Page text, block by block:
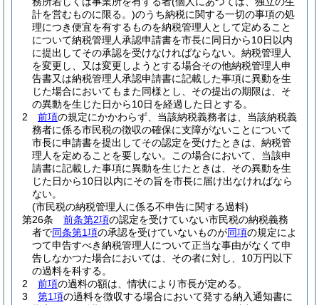
計を営むものに限る。)のうち納税に関する一切の事項の処
理につき便宜を有するものを納税管理人として定めること
について納税管理人承認申請書を市長に同日から10日以内
に提出してその承認を受けなければならない。 納税管理人
を変更し、又は変更しようとする場合その他納税管理人申
告書又は納税管理人承認申請書に記載した事項に異動を生
じた場合においてもまた同様とし、その提出の期限は、そ
の異動を生じた日から10日を経過した日とする。
2
前項の規定にかかわらず、当該納税義務者は、当該納税義
務者に係る市民税の徴収の確保に支障がないことについて
市長に申請書を提出してその認定を受けたときは、納税管
理人を定めることを要しない。
この場合において、当該申
請書に記載した事項に異動を生じたときは、その異動を生
じた日から10日以内にその旨を市長に届け出なければなら
ない。
(市民税の納税管理人に係る不申告に関する過料)
第26条
前条第2項の認定を受けていない市民税の納税義務
者で同条第1項の承認を受けていないものが同項の規定によ
つて申告すべき納税管理人について正当な事由がなくて申
告しなかつた場合においては、その者に対し、10万円以下
の過料を科する。
2
前項の過料の額は、情状により市長が定める。
3
第1項の過料を徴収する場合において発する納入通知書に